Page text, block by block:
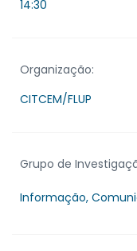
14:30
Organização:
CITCEM/FLUP
Grupo de
Informação,